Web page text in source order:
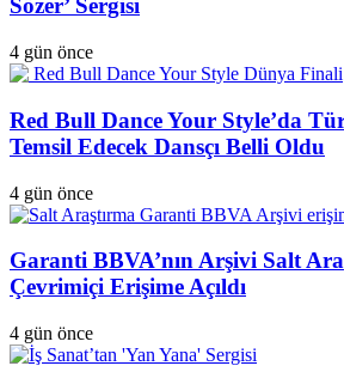
Sözer’ Sergisi
4 gün önce
Red Bull Dance Your Style’da
Temsil Edecek Dansçı Belli Oldu
4 gün önce
Garanti BBVA’nın Arşivi Salt
Çevrimiçi Erişime Açıldı
4 gün önce